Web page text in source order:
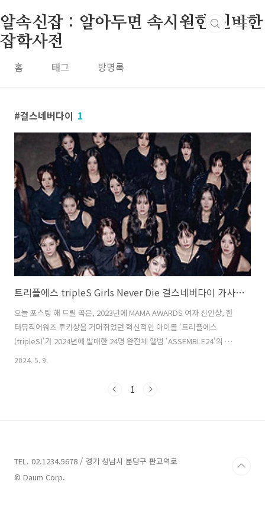
알속신잡 : 알아두면 속시원한 신비한
잡학사전
홈 태그 방명록
걸스네버다이 1
트리플에스 tripleS Girls Never Die 걸스네버다이 가사 노래 뮤비 곡정보
오늘 포스팅 해 드릴 곡은, 2023년에 MAMA AWARDS 여자 신인상, 한
터뮤직어워즈 루키상을 거머쥐었던 혁신적인 아이돌 '트리플에스
(tripleS)'가 2024년에 발매한 24명 완전체 앨범 'ASSEMBLE24'의 타이
틀곡 'Girls Never Die (걸스 네버 다이)'입니다. 'Girls Never Die (걸
었으며 쓰러져도 또 일어나는 소녀들에 대한 이야기입니다. 낙오자에 대
2024. 5. 9.
1
TEL. 02.1234.5678 / 경기 성남시 분당구 판교역로
© Daum Corp.